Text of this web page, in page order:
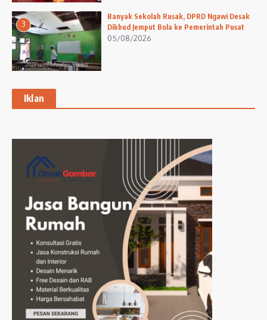
3
Banyak Sekolah Rusak, DPRD Ngawi Desak
Dikbud Jemput Bola ke Pemerintah Pusat
05/08/2026
Iklan